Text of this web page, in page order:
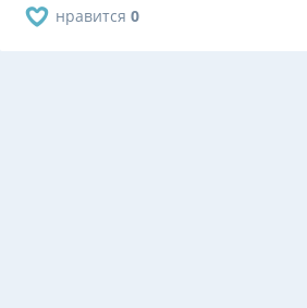
нравится 0